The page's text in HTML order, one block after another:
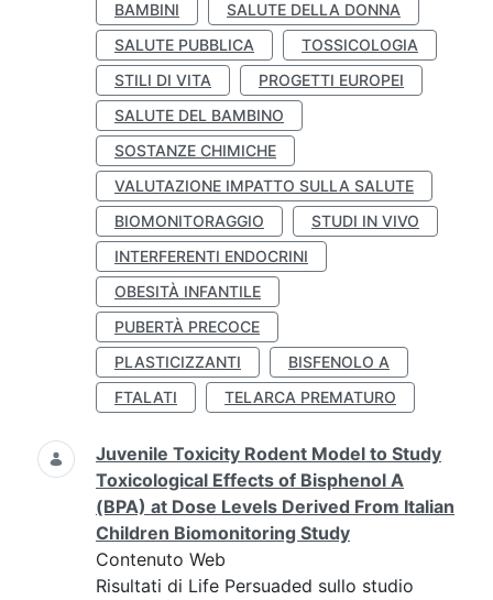
BAMBINI
SALUTE DELLA DONNA
SALUTE PUBBLICA
TOSSICOLOGIA
STILI DI VITA
PROGETTI EUROPEI
SALUTE DEL BAMBINO
SOSTANZE CHIMICHE
VALUTAZIONE IMPATTO SULLA SALUTE
BIOMONITORAGGIO
STUDI IN VIVO
INTERFERENTI ENDOCRINI
OBESITÀ INFANTILE
PUBERTÀ PRECOCE
PLASTICIZZANTI
BISFENOLO A
FTALATI
TELARCA PREMATURO
Juvenile Toxicity Rodent Model to Study
Toxicological Effects of Bisphenol A
(BPA) at Dose Levels Derived From Italian
Children Biomonitoring Study
Contenuto Web
Risultati di Life Persuaded sullo studio